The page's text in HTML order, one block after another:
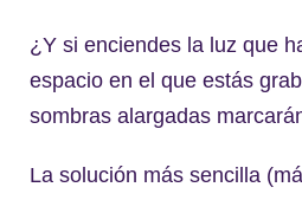
¿Y si enciendes la luz que
espacio en el que estás
sombras alargadas
La solución más sencilla